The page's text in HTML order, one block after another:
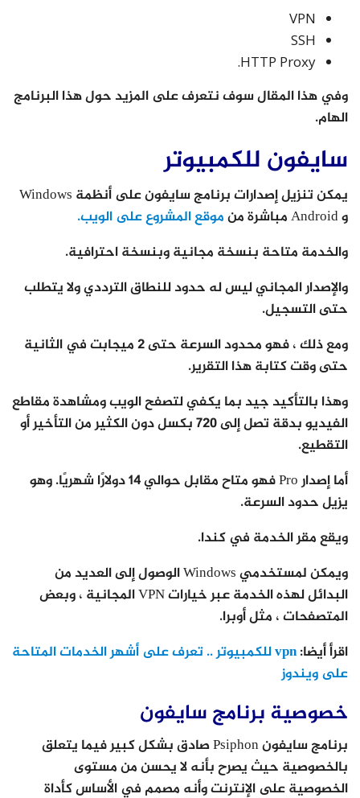
VPN
SSH
HTTP Proxy.
وفي هذا المقال سوف نتعرف على المزيد حول هذا البرنامج
الهام.
سايفون للكمبيوتر
يمكن تنزيل إصدارات برنامج سايفون على أنظمة Windows
و Android مباشرة من
موقع المشروع على الويب.
والخدمة متاحة بنسخة مجانية وبنسخة احترافية.
والإصدار المجاني ليس له حدود للنطاق الترددي ولا يتطلب
حتى التسجيل.
ومع ذلك ، فهو محدود السرعة حتى 2 ميجابت في الثانية
حتى وقت كتابة هذا التقرير.
وهذا بالتأكيد جيد بما يكفي لتصفح الويب ومشاهدة مقاطع
الفيديو بدقة تصل إلى 720 بكسل دون الكثير من التأخير أو
التقطيع.
أما إصدار Pro فهو متاح مقابل حوالي 14 دولارًا شهريًا. وهو
يزيل حدود السرعة.
ويقع مقر الخدمة في كندا.
ويمكن لمستخدمي Windows الوصول إلى العديد من
البدائل لهذه الخدمة عبر خيارات VPN المجانية ، وبعض
المتصفحات ، مثل أوبرا.
اقرأ أيضا:
vpn للكمبيوتر .. تعرف على أشهر الخدمات المتاحة
على ويندوز
خصوصية برنامج سايفون
برنامج سايفون Psiphon صادق بشكل كبير فيما يتعلق
بالخصوصية حيث يصرح بأنه لا يحسن من مستوى
الخصوصية على الإنترنت وأنه مصمم في الأساس كأداة